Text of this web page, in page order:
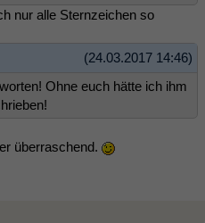
nur alle Sternzeichen so
(24.03.2017 14:46)
Ohne euch hätte ich ihm
überraschend.